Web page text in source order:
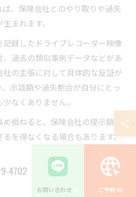
、保険会社とのやり取りや過失
まれます。
録したドライブレコーダー映像
過去の類似事例データなどがあ
の主張に対して具体的な反証が
示談額や過失割合が自分にとっ
なくありません。
損ねると、保険会社の提示額や
を得なくなる場合もあります。
し、早い段階から準備を進める
への近道となります。
で交渉材料を強化する
4702
お問い合わせ ご予約